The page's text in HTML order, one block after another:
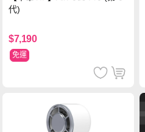
代)
$7,190
免運